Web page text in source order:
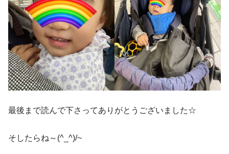
最後まで読んで下さってありがとうございました☆
そしたらね～(^_^)/~